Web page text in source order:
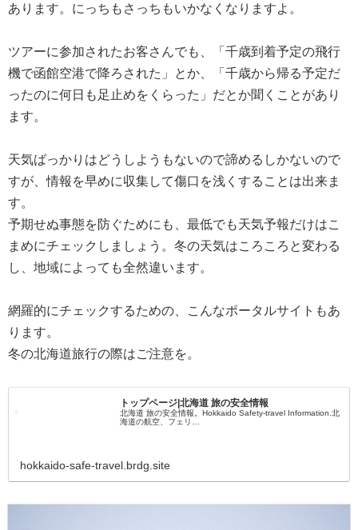
あります。にっちもさっちもいかなくなりますよ。
ツアーに参加されたお客さんでも、「千歳到着予定の飛行
機で函館空港で降ろされた」とか、「千歳から帰る予定だ
ったのに何日も足止めをくらった」だとか聞くことがあり
ます。
天気ばっかりはどうしようもないので諦めるしかないので
すが、情報を早めに収集して傷口を浅くすることは出来ま
す。
予期せぬ事態を防ぐためにも、最低でも天気予報だけはこ
まめにチェックしましょう。冬の天気はころころと変わる
し、地域によっても全然違います。
網羅的にチェックするための、こんなポータルサイトもあ
ります。
冬の北海道旅行の際はご注意を。
トップページ|北海道 旅の安全情報
北海道 旅の安全情報。Hokkaido Safety-travel Information.北
海道の航空、フェリ…
hokkaido-safe-travel.brdg.site